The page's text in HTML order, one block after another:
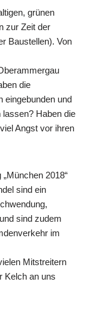
grünen
zur Zeit der
Baustellen). Von
die
eingebunden und
Haben die
Angst vor ihren
2018“
sind ein
sind zudem
im
Mitstreitern
Kelch an uns